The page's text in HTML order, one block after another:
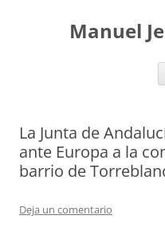
contenidoManuel
La Junta de
ante Europa a la
barrio de
Deja un comentario